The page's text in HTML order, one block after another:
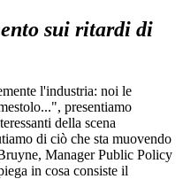
sui ritardi di
l'industria: noi le
presentiamo
della scena
di ciò che sta muovendo
Manager Public Policy
in cosa consiste il